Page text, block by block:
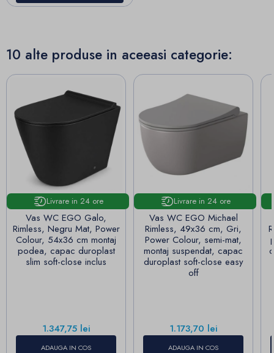
10 alte produse in aceeasi categorie:
Livrare in 24 ore
Vas WC EGO Galo,
Rimless, Negru Mat, Power
Colour, 54x36 cm montaj
podea, capac duroplast
slim soft-close inclus
Pret
1.347,75 lei
ADAUGA IN COS
Livrare in 24 ore
Vas WC EGO Michael
Rimless, 49x36 cm, Gri,
Power Colour, semi-mat,
montaj suspendat, capac
duroplast soft-close easy
off
Pret
1.173,70 lei
ADAUGA IN COS